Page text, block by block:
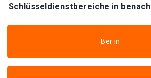
Schlüsseldienstbereiche in
Berlin